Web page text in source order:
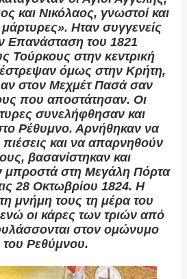
και Νικόλαος, γνωστοί και
Ηταν συγγενείς
Επανάσταση του 1821
Τούρκους στην κεντρική
όμως στην Κρήτη,
στον Μεχμέτ Πασά σαν
που αποστάτησαν. Οι
συνελήφθησαν και
Ρέθυμνο. Αρνήθηκαν να
και να απαρνηθούν
βασανίστηκαν και
μπροστά στη Μεγάλη Πόρτα
28 Οκτωβρίου 1824. Η
μνήμη τους τη μέρα του
οι κάρες των τριών από
στον ομώνυμο
του Ρεθύμνου.